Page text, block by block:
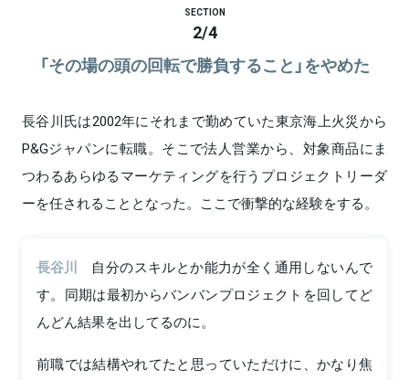
SECTION
2/4
「その場の頭の回転で勝負すること」をやめた
長谷川氏は2002年にそれまで勤めていた東京海上火災から
P&Gジャパンに転職。そこで法人営業から、対象商品にま
つわるあらゆるマーケティングを行うプロジェクトリーダ
ーを任されることとなった。ここで衝撃的な経験をする。
長谷川
自分のスキルとか能力が全く通用しないんで
す。同期は最初からバンバンプロジェクトを回してど
んどん結果を出してるのに。
前職では結構やれてたと思っていただけに、かなり焦